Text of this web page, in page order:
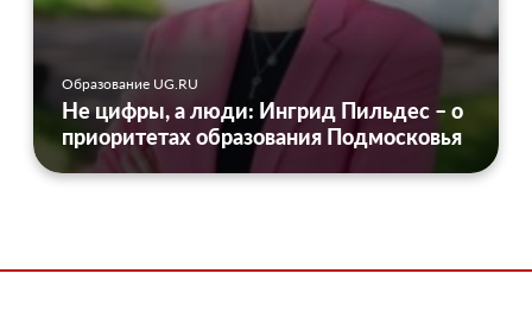
Образование UG.RU
Не цифры, а люди: Ингрид Пильдес – о
приоритетах образования Подмосковья